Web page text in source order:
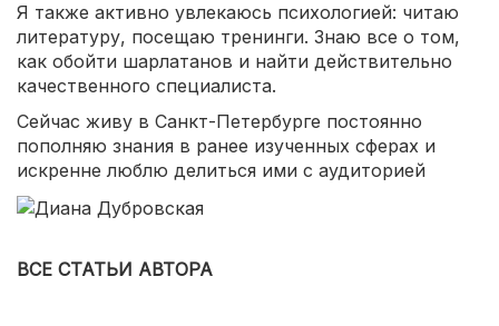
Я также активно увлекаюсь психологией: читаю
литературу, посещаю тренинги. Знаю все о том,
как обойти шарлатанов и найти действительно
качественного специалиста.
Сейчас живу в Санкт-Петербурге постоянно
пополняю знания в ранее изученных сферах и
искренне люблю делиться ими с аудиторией
ВСЕ СТАТЬИ АВТОРА